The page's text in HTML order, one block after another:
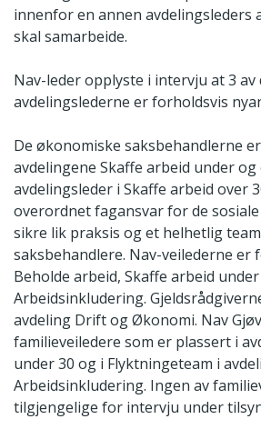
innenfor en annen avdelingsleders
skal samarbeide.
Nav-leder opplyste i intervju at 3 av
avdelingslederne er forholdsvis
De økonomiske saksbehandlerne
avdelingene Skaffe arbeid under og
avdelingsleder i Skaffe arbeid over
overordnet fagansvar for de
sikre lik praksis og et helhetlig
saksbehandlere. Nav-veilederne er
Beholde arbeid, Skaffe arbeid
Arbeidsinkludering.
avdeling Drift og Økonomi. Nav
familieveiledere som er plassert i
under 30 og i Flyktningeteam i
Arbeidsinkludering. Ingen av
tilgjengelige for intervju under